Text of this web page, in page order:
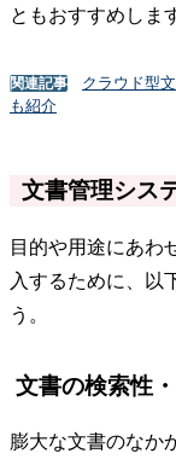
ともおすすめしま
関連記事
クラウド型
も紹介
文書管理シス
目的や用途にあわ
入するために、以
う。
文書の検索性
膨大な文書のなか